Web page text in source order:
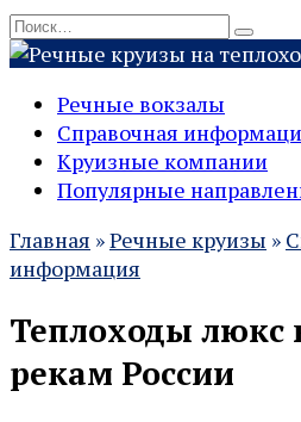
Перейти
к
Search
for:
Речные вокзалы
Справочная
Круизные компании
Популярные
Главная »Речные круизы »
информация
Теплоходы люкс
рекам России